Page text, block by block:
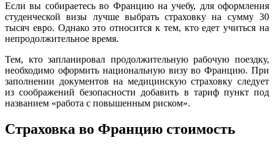
Если вы собираетесь во Францию на учебу, для оформления
студенческой визы лучше выбрать страховку на сумму 30
тысяч евро. Однако это относится к тем, кто едет учиться на
непродолжительное время.
Тем, кто запланировал продолжительную рабочую поездку,
необходимо оформить национальную визу во Францию. При
заполнении документов на медицинскую страховку следует
из соображений безопасности добавить в тариф пункт под
названием «работа с повышенным риском».
Страховка во Францию стоимость